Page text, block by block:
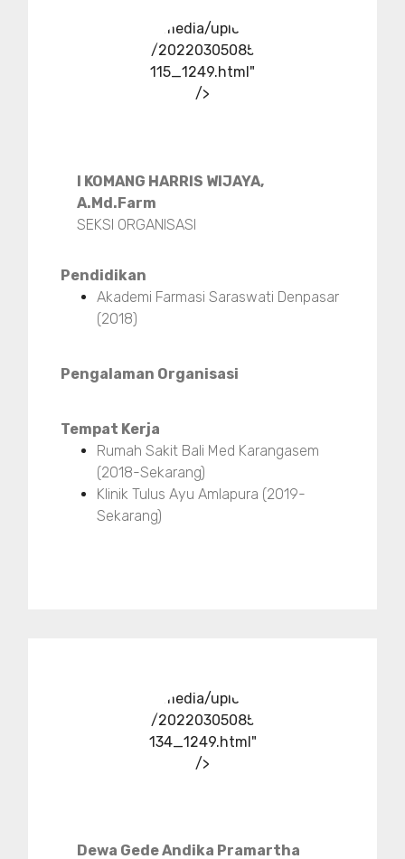
../media/upload
/20220305085
115_1249.html"
/>
I KOMANG HARRIS WIJAYA,
A.Md.Farm
SEKSI ORGANISASI
Pendidikan
Akademi Farmasi Saraswati Denpasar
(2018)
Pengalaman Organisasi
Tempat Kerja
Rumah Sakit Bali Med Karangasem
(2018-Sekarang)
Klinik Tulus Ayu Amlapura (2019-
Sekarang)
../media/upload
/20220305085
134_1249.html"
/>
Dewa Gede Andika Pramartha